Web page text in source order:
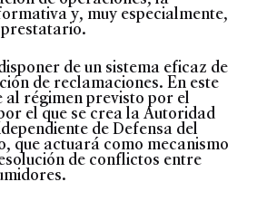
y, muy especialmente,
de un sistema eficaz de
de reclamaciones. En este
al régimen previsto por el
el que se crea la Autoridad
de Defensa del
que actuará como mecanismo
de conflictos entre